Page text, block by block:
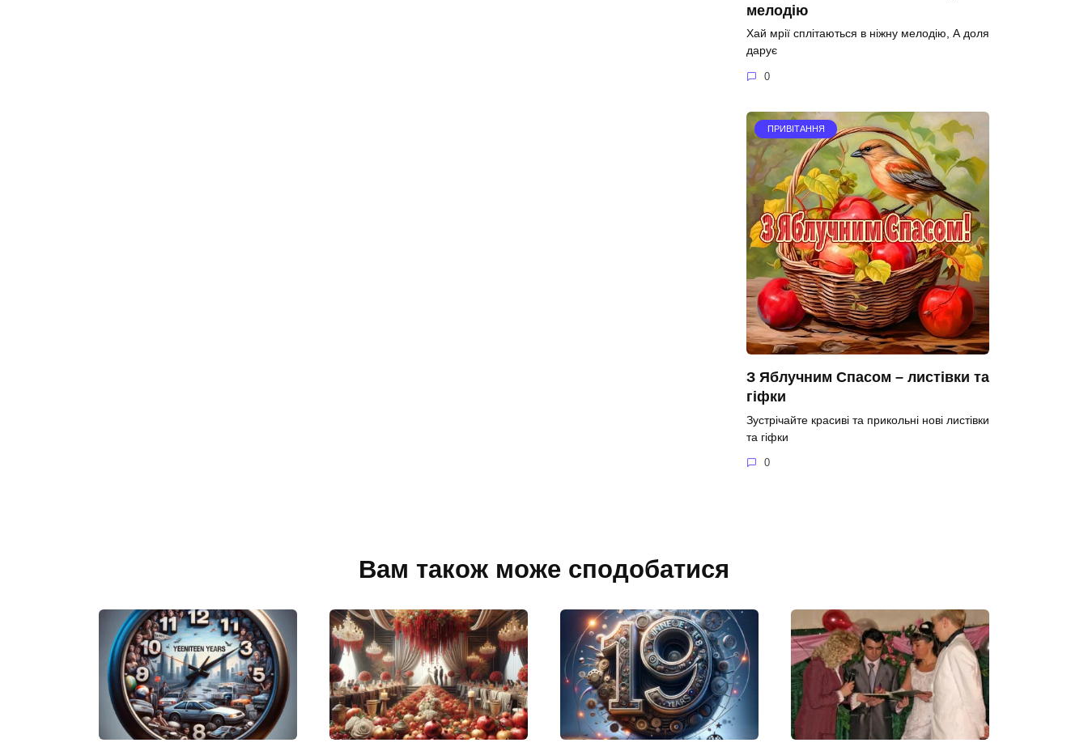
мелодію
Хай мрії сплітаються в ніжну мелодію, А доля
дарує
0
ПРИВІТАННЯ
З Яблучним Спасом – листівки та
гіфки
Зустрічайте красиві та прикольні нові листівки
та гіфки
0
Вам також може сподобатися